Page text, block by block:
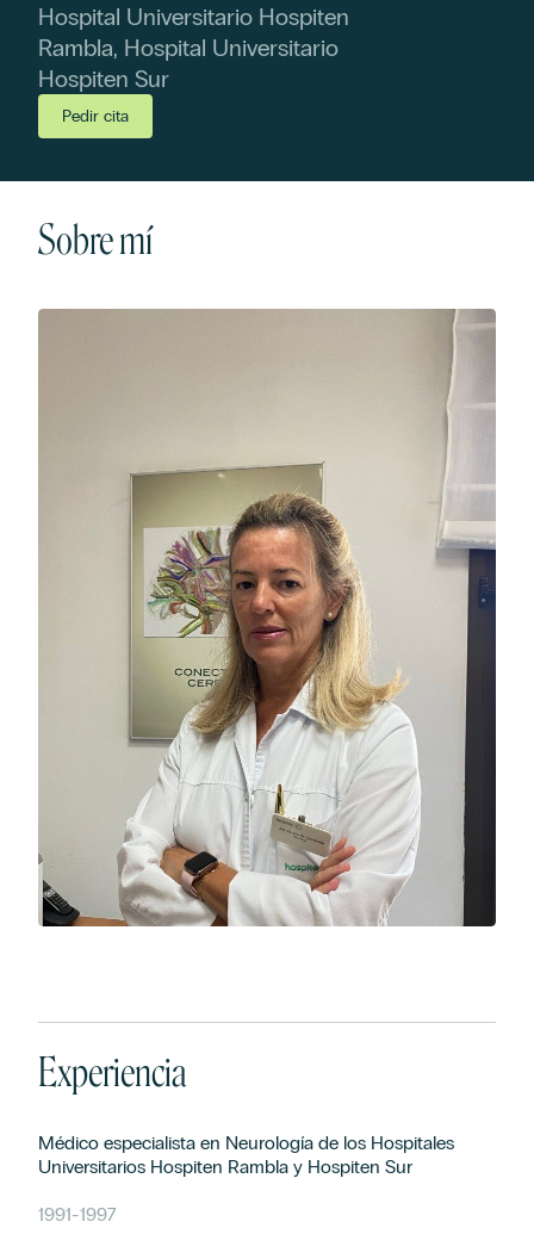
Hospital Universitario Hospiten
Rambla, Hospital Universitario
Hospiten Sur
Pedir cita
Sobre mí
Experiencia
Médico especialista en Neurología de los Hospitales
Universitarios Hospiten Rambla y Hospiten Sur
1991-1997